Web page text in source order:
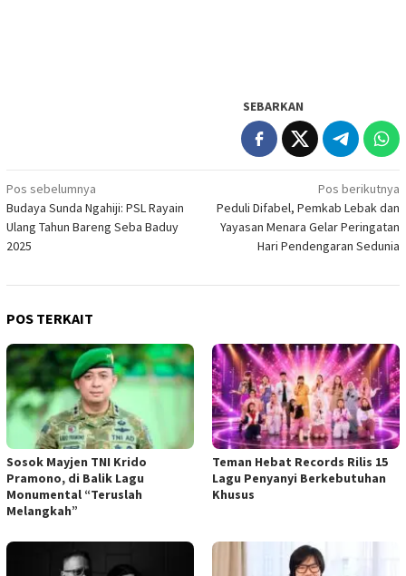
SEBARKAN
Navigasi
pos
Pos sebelumnya
Budaya Sunda Ngahiji: PSL Rayain
Ulang Tahun Bareng Seba Baduy
2025
Pos berikutnya
Peduli Difabel, Pemkab Lebak dan
Yayasan Menara Gelar Peringatan
Hari Pendengaran Sedunia
POS TERKAIT
Sosok Mayjen TNI Krido
Pramono, di Balik Lagu
Monumental “Teruslah
Melangkah”
Teman Hebat Records Rilis 15
Lagu Penyanyi Berkebutuhan
Khusus